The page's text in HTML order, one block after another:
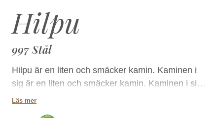
Hilpu
997 Stål
Hilpu är en liten och smäcker kamin. Kaminen i
sig är en liten och smäcker kamin. Kaminen i sig
är liten men den stora välvda luckan framhäver
Läs mer